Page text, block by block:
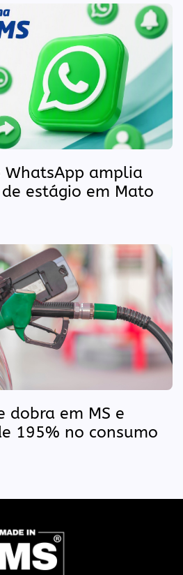
WhatsApp amplia
estágio em Mato
dobra em MS e
195% no consumo